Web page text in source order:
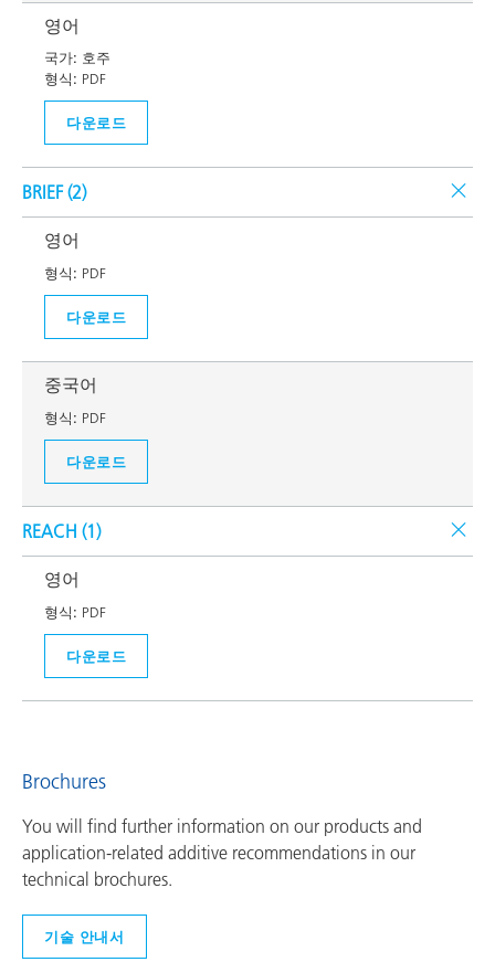
영어
국가: 호주
형식: PDF
다운로드
BRIEF (2)
영어
형식: PDF
다운로드
중국어
형식: PDF
다운로드
REACH (1)
영어
형식: PDF
다운로드
Brochures
You will find further information on our products and
application-related additive recommendations in our
technical brochures.
기술 안내서